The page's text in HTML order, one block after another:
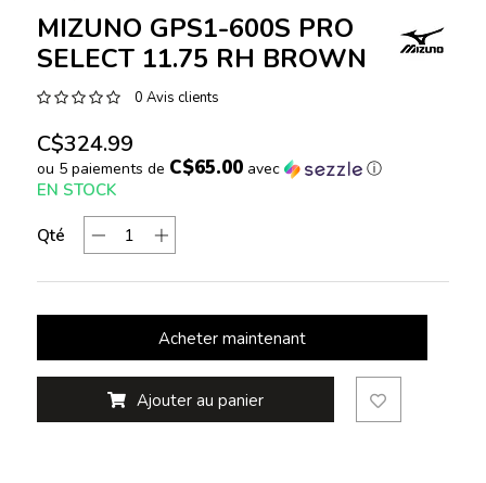
MIZUNO GPS1-600S PRO
SELECT 11.75 RH BROWN
0 Avis clients
C$324.99
ou 5 paiements de C$65.00avec ⓘ
EN STOCK
Qté
Acheter maintenant
Ajouter au panier